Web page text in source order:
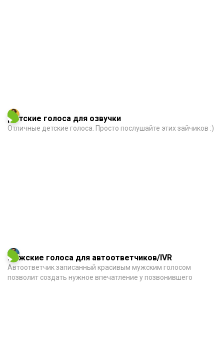
Детские голоса для озвучки
Отличные детские голоса. Просто послушайте этих зайчиков :)
Мужские голоса для автоответчиков/IVR
Автоответчик записанный красивым мужским голосом
позволит создать нужное впечатление у позвонившего